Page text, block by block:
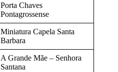
Porta Chaves
Pontagrossense
Miniatura Capela Santa
Barbara
A Grande Mãe – Senhora
Santana